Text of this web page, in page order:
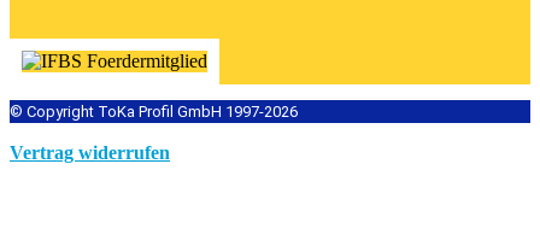
© Copyright ToKa Profil GmbH 1997-2026
Vertrag widerrufen